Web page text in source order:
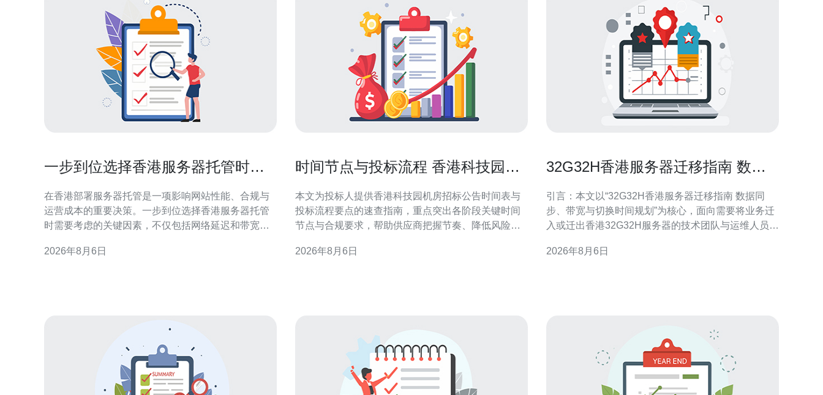
一步到位选择香港服务器托管时需
在香港部署服务器托管是一项影响网站性能、合规与
运营成本的重要决策。一步到位选择香港服务器托管
时需要考虑的关键因素，不仅包括网络延迟和带宽，
持等方面。本文按实际运营与SEO视角，逐项解析各
2026年8月6日
时间节点与投标流程 香港科技园机
本文为投标人提供香港科技园机房招标公告时间表与
投标流程要点的速查指南，重点突出各阶段关键时间
节点与合规要求，帮助供应商把握节奏、降低风险并
港科技园（HKSTP）机房类招标通常涉及机房设计、
2026年8月6日
32G32H香港服务器迁移指南 数据
引言：本文以“32G32H香港服务器迁移指南 数据同
步、带宽与切换时间规划”为核心，面向需要将业务迁
入或迁出香港32G32H服务器的技术团队与运维人员。
换窗口与回滚验证，注重可操作性与低中断目标，适
2026年8月6日